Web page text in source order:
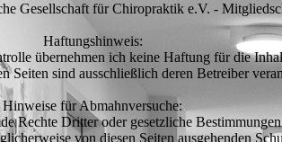
Gesellschaft für Chiropraktik e.V. -
Haftungshinweis:
übernehmen ich keine Haftung für die
Seiten sind ausschließlich deren Betreiber
Hinweise für Abmahnversuche:
Dritter oder gesetzliche
von diesen Seiten ausgehenden